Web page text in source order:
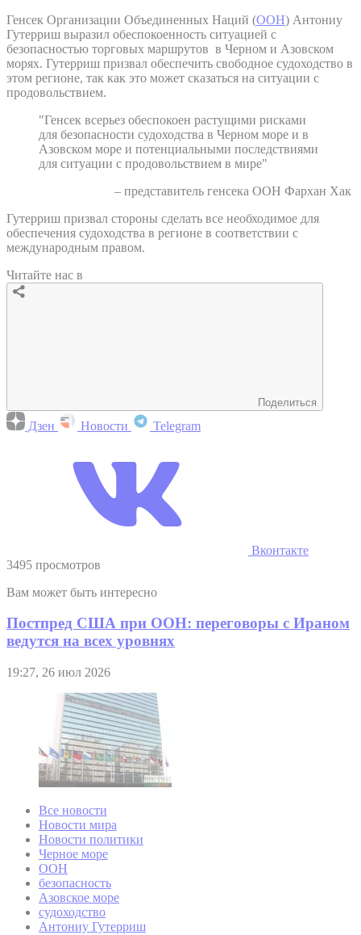
Генсек Организации Объединенных Наций (ООН) Антониу
Гутерриш выразил обеспокоенность ситуацией с
безопасностью торговых маршрутов в Черном и Азовском
морях. Гутерриш призвал обеспечить свободное судоходство в
этом регионе, так как это может сказаться на ситуации с
продовольствием.
"Генсек всерьез обеспокоен растущими рисками
для безопасности судоходства в Черном море и в
Азовском море и потенциальными последствиями
для ситуации с продовольствием в мире"
– представитель генсека ООН Фархан Хак
Гутерриш призвал стороны сделать все необходимое для
обеспечения судоходства в регионе в соответствии с
международным правом.
Читайте нас в
Поделиться
Дзен Новости Telegram
Вконтакте
3495 просмотров
Вам может быть интересно
Постпред США при ООН: переговоры с Ираном
ведутся на всех уровнях
19:27, 26 июл 2026
Все новости
Новости мира
Новости политики
Черное море
ООН
безопасность
Азовское море
судоходство
Антониу Гутерриш